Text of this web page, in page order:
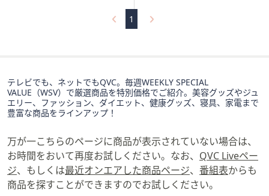
1
テレビでも、ネットでもQVC。毎週WEEKLY SPECIAL
VALUE（WSV）で厳選商品を特別価格でご紹介。美容グッズやジュ
エリー、ファッション、ダイエット、健康グッズ、寝具、家電まで
豊富な商品をラインアップ！
万が一こちらのページに商品が表示されていない場合は、
お時間をおいて再度お試しください。なお、 QVC Liveペー
ジ、もしくは最近オンエアした商品ページ、 番組表からも
商品を探すことができますのでお試しください。